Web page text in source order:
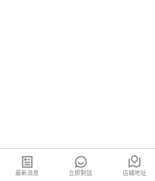
最新消息 立即對話 店鋪地址